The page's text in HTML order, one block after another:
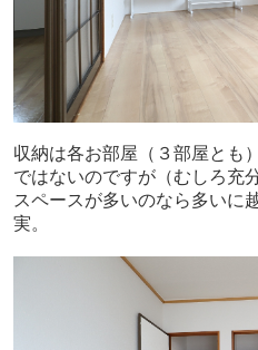
収納は各お部屋（３部屋とも
ではないのですが（むしろ充
スペースが多いのなら多いに
実。